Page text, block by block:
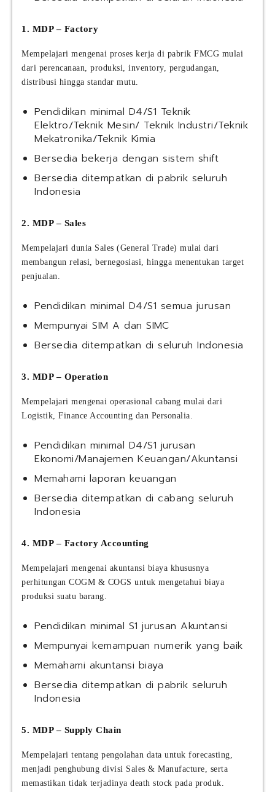
1. MDP – Factory
Mempelajari mengenai proses kerja di pabrik FMCG mulai
dari perencanaan, produksi, inventory, pergudangan,
distribusi hingga standar mutu.
Pendidikan minimal D4/S1 Teknik
Elektro/Teknik Mesin/ Teknik Industri/Teknik
Mekatronika/Teknik Kimia
Bersedia bekerja dengan sistem shift
Bersedia ditempatkan di pabrik seluruh
Indonesia
2. MDP – Sales
Mempelajari dunia Sales (General Trade) mulai dari
membangun relasi, bernegosiasi, hingga menentukan target
penjualan.
Pendidikan minimal D4/S1 semua jurusan
Mempunyai SIM A dan SIMC
Bersedia ditempatkan di seluruh Indonesia
3. MDP – Operation
Mempelajari mengenai operasional cabang mulai dari
Logistik, Finance Accounting dan Personalia.
Pendidikan minimal D4/S1 jurusan
Ekonomi/Manajemen Keuangan/Akuntansi
Memahami laporan keuangan
Bersedia ditempatkan di cabang seluruh
Indonesia
4. MDP – Factory Accounting
Mempelajari mengenai akuntansi biaya khususnya
perhitungan COGM & COGS untuk mengetahui biaya
produksi suatu barang.
Pendidikan minimal S1 jurusan Akuntansi
Mempunyai kemampuan numerik yang baik
Memahami akuntansi biaya
Bersedia ditempatkan di pabrik seluruh
Indonesia
5. MDP – Supply Chain
Mempelajari tentang pengolahan data untuk forecasting,
menjadi penghubung divisi Sales & Manufacture, serta
memastikan tidak terjadinya death stock pada produk.